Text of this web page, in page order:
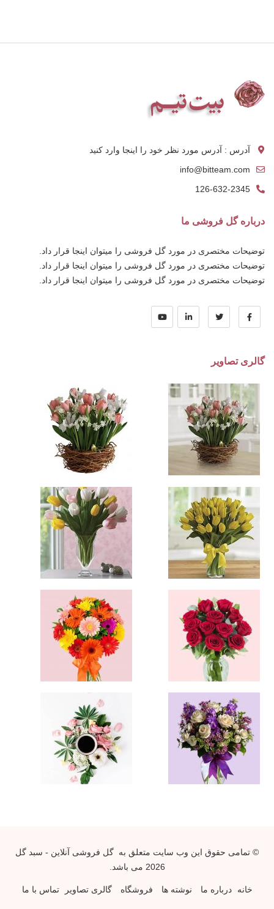
آدرس : آدرس مورد نظر خود را اینجا وارد کنید
info@bitteam.com
126-632-2345
درباره گل فروشی ما
توضیحات مختصری در مورد گل فروشی را میتوان اینجا قرار داد.
توضیحات مختصری در مورد گل فروشی را میتوان اینجا قرار داد.
توضیحات مختصری در مورد گل فروشی را میتوان اینجا قرار داد.
گالری تصاویر
© تمامی حقوق این وب سایت متعلق به گل فروشی آنلاین - سبد گل
2026 می باشد.
خانه درباره ما نوشته ها فروشگاه گالری تصاویر تماس با ما